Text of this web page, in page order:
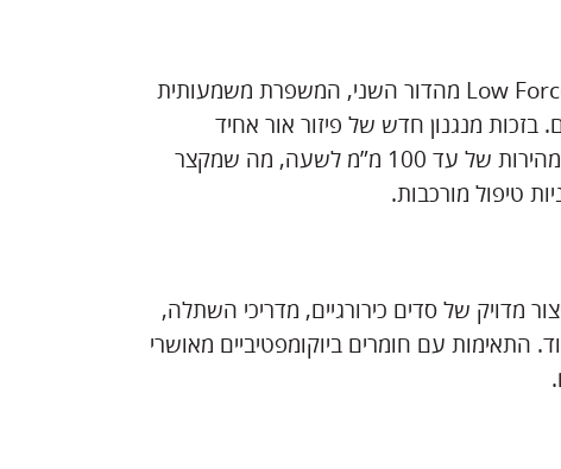
ה-Form 4B מבוססת על טכנולוגיית Low Force Display™ (LFD) מהדור השני, המשפרת משמעותית
בזכות מנגנון חדש של פיזור אור אחיד
ומערכת קירור משולבת, המדפסת מסוגלת לייצר מודלים במהירות של עד 100 מ”מ לשעה, מה שמקצר
טיפול מורכבות.
מה שמאפשר ייצור מדויק של סדים כירורגיים, מדריכי השתלה,
התאימות עם חומרים ביוקומפטיביים מאושרי